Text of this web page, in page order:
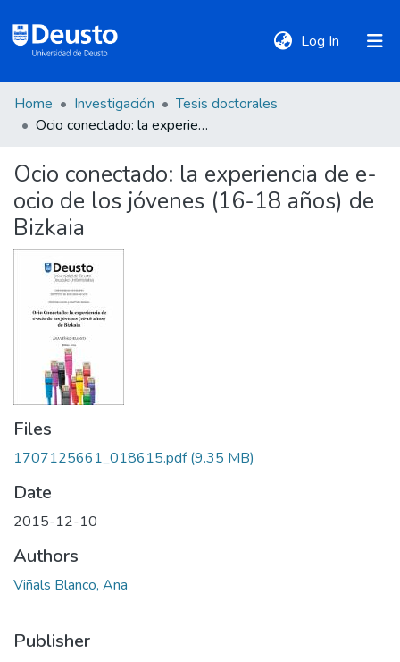
Log In (current)
DeustoTeka
Communities
&
Collections
All of DSpace
Statistics
Policies
Home Investigación
Tesis doctorales
Ocio conectado: la experiencia de e-ocio de los jóvenes (16-18 años) de Bizkaia
Ocio conectado: la experiencia de e-
ocio de los jóvenes (16-18 años) de
Bizkaia
Files
1707125661_018615.pdf(9.35 MB)
Date
2015-12-10
Authors
Viñals Blanco, Ana
Publisher